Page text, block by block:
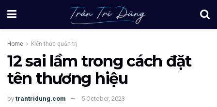
Home Kiến thức quản trị
12 sai lầm trong cách đặt
tên thương hiệu
by trantridung.com 5 October, 2023